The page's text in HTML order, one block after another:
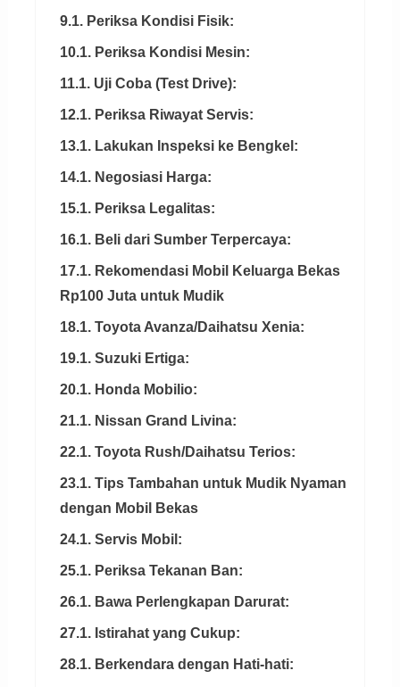
9.1. Periksa Kondisi Fisik:
10.1. Periksa Kondisi Mesin:
11.1. Uji Coba (Test Drive):
12.1. Periksa Riwayat Servis:
13.1. Lakukan Inspeksi ke Bengkel:
14.1. Negosiasi Harga:
15.1. Periksa Legalitas:
16.1. Beli dari Sumber Terpercaya:
17.1. Rekomendasi Mobil Keluarga Bekas
Rp100 Juta untuk Mudik
18.1. Toyota Avanza/Daihatsu Xenia:
19.1. Suzuki Ertiga:
20.1. Honda Mobilio:
21.1. Nissan Grand Livina:
22.1. Toyota Rush/Daihatsu Terios:
23.1. Tips Tambahan untuk Mudik Nyaman
dengan Mobil Bekas
24.1. Servis Mobil:
25.1. Periksa Tekanan Ban:
26.1. Bawa Perlengkapan Darurat:
27.1. Istirahat yang Cukup:
28.1. Berkendara dengan Hati-hati: